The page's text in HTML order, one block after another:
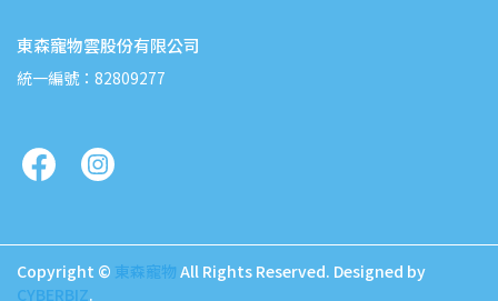
東森寵物雲股份有限公司
統一編號：82809277
Copyright © 東森寵物 All Rights Reserved. Designed by
CYBERBIZ.